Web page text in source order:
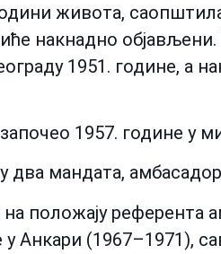
живота,
накнадно
1951. године, а
1957. године у
два мандата,
положају референта
у Анкари (1967–1971),